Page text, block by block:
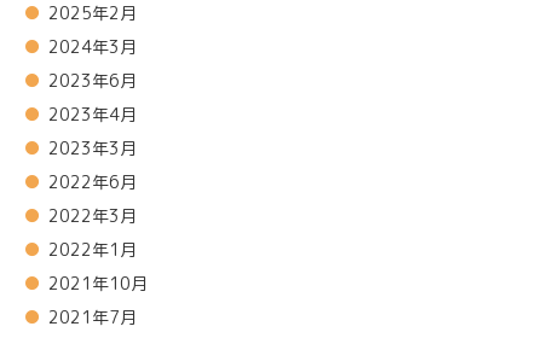
2025年2月
2024年3月
2023年6月
2023年4月
2023年3月
2022年6月
2022年3月
2022年1月
2021年10月
2021年7月